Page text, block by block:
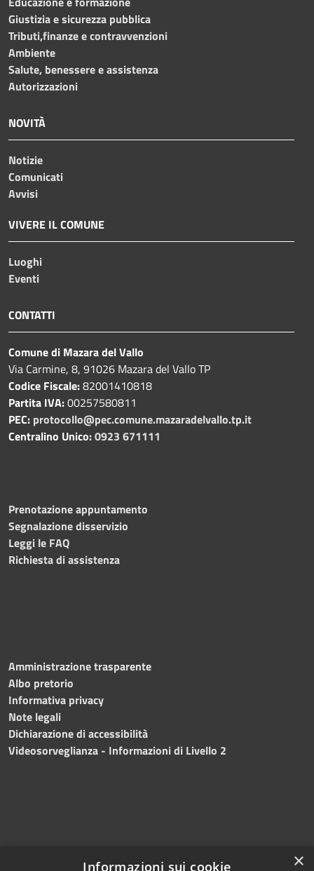
Giustizia e sicurezza pubblica
Tributi,finanze e contravvenzioni
Ambiente
Salute, benessere e assistenza
Autorizzazioni
NOVITÀ
Notizie
Comunicati
Avvisi
VIVERE IL COMUNE
Luoghi
Eventi
CONTATTI
Comune di Mazara del Vallo
Via Carmine, 8, 91026 Mazara del Vallo TP
Codice Fiscale:82001410818
Partita IVA:00257580811
PEC: protocollo@pec.comune.mazaradelvallo.tp.it
Centralino Unico:0923 671111
Prenotazione appuntamento
Segnalazione disservizio
Leggi le FAQ
Richiesta di assistenza
Amministrazione trasparente
Albo pretorio
Informativa privacy
Note legali
Dichiarazione di accessibilità
Videosorveglianza - Informazioni di Livello 2
×
Informazioni sui cookie